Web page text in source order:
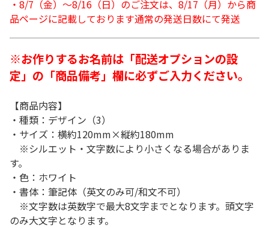
・8/7（金）～8/16（日）のご注文は、8/17（月）から商
品ページに記載しております通常の発送日数にて発送
※お作りするお名前は「配送オプションの設
定」の「商品備考」欄に必ずご入力ください。
【商品内容】
・種類：デザイン（3）
・サイズ：横約120mm×縦約180mm
※シルエット・文字数により小さくなる場合がありま
す。
・色：ホワイト
・書体：筆記体（英文のみ可/和文不可）
※文字数は英数字で最大8文字までとなります。頭文字
のみ大文字となります。